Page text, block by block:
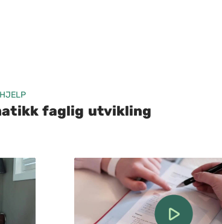
faglig utvikling